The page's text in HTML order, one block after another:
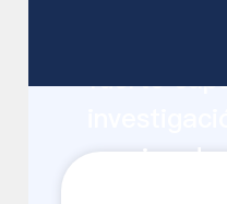
fuerte
precios de